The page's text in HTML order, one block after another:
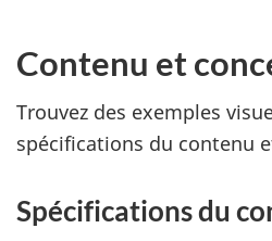
Contenu et
Trouvez des exemples
spécifications du contenu
Spécifications du